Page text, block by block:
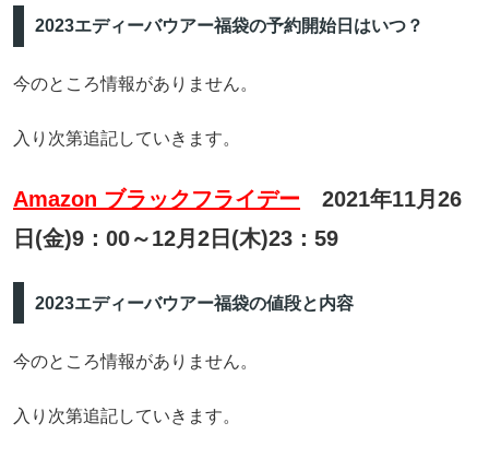
2023エディーバウアー福袋の予約開始日はいつ？
今のところ情報がありません。
入り次第追記していきます。
Amazon ブラックフライデー
2021年11月26
日(金)9：00～12月2日(木)23：59
2023エディーバウアー福袋の値段と内容
今のところ情報がありません。
入り次第追記していきます。